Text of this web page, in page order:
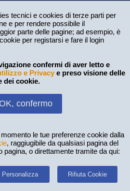
tecnici e cookies di terze parti per
e per rendere possibile il
parte delle pagine; ad esempio, è
per registarsi e fare il login
confermi di aver letto e
e Privacy e preso visione delle
dei cookie.
OK, confermo
le tue preferenze cookie dalla
, raggiugibile da qualsiasi pagina del
pagina, o direttamente tramite da qui:
Personalizza Rifiuta Cookie